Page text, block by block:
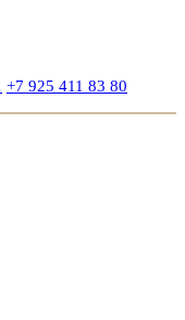
+7 925 411 83 80